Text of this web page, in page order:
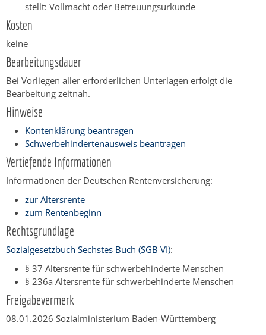
stellt: Vollmacht oder Betreuungsurkunde
Kosten
keine
Bearbeitungsdauer
Bei Vorliegen aller erforderlichen Unterlagen erfolgt die
Bearbeitung zeitnah.
Hinweise
Kontenklärung beantragen
Schwerbehindertenausweis beantragen
Vertiefende Informationen
Informationen der Deutschen Rentenversicherung:
zur Altersrente
zum Rentenbeginn
Rechtsgrundlage
Sozialgesetzbuch Sechstes Buch (SGB VI):
§ 37 Altersrente für schwerbehinderte Menschen
§ 236a Altersrente für schwerbehinderte Menschen
Freigabevermerk
08.01.2026 Sozialministerium Baden-Württemberg